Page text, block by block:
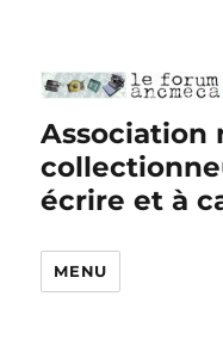
Association
écrire et à
MENU